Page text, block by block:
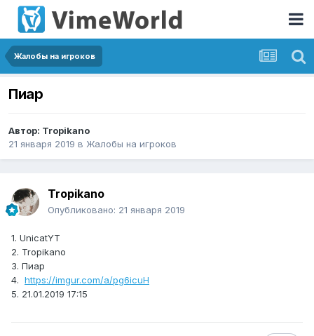
Жалобы на игроков
Пиар
Автор: Tropikano
21 января 2019 в Жалобы на игроков
Tropikano
Опубликовано: 21 января 2019
1. UnicatYT
2. Tropikano
3. Пиар
4. https://imgur.com/a/pg6icuH
5. 21.01.2019 17:15